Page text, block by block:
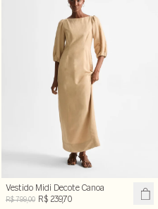
Vestido Midi Decote Canoa
R$ 799,00 R$ 239,70